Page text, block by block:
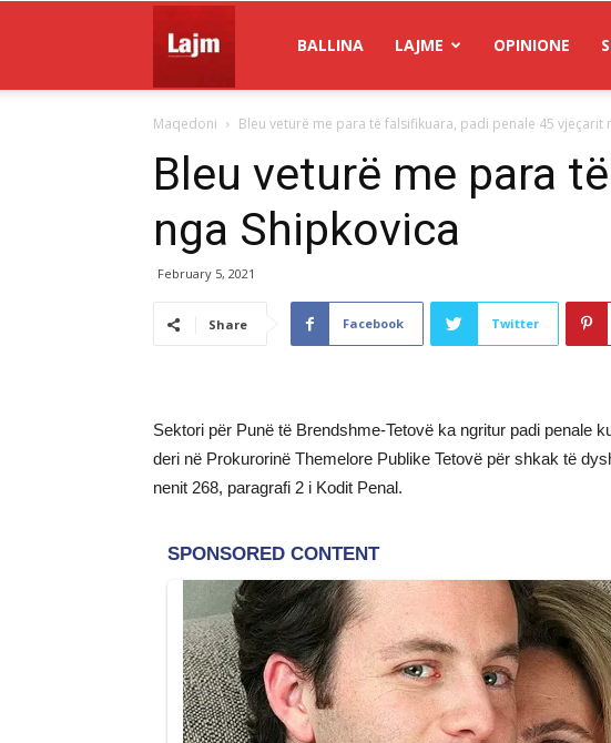
Lajm
BALLINA LAJME OPINIONE
Maqedoni Bleu veturë me para të falsifikuara, padi penale 45 vjeçarit
Bleu veturë me para
nga Shipkovica
February 5, 2021
Share Facebook Twitter
Sektori për Punë të Brendshme-Tetovë ka ngritur padi penale
deri në Prokurorinë Themelore Publike Tetovë për shkak të
nenit 268, paragrafi 2 i Kodit Penal.